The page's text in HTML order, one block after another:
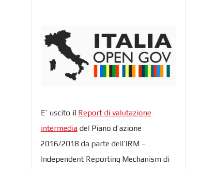
E’ uscito il Report di valutazione
intermedia del Piano d’azione
2016/2018 da parte dell’IRM –
Independent Reporting Mechanism di